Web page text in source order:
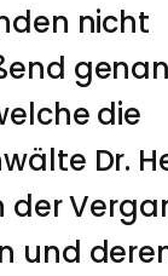
nicht
die
Dr.
der
und